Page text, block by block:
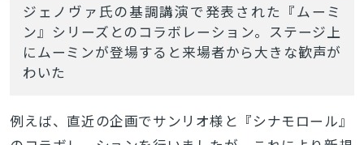
ジェノヴァ氏の基調講演で発表された『ムーミ
ン』シリーズとのコラボレーション。ステージ上
にムーミンが登場すると来場者から大きな歓声が
わいた
例えば、直近の企画でサンリオ様と『シナモロール』